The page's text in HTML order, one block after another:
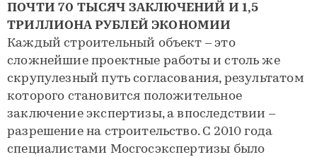
ПОЧТИ 70 ТЫСЯЧ ЗАКЛЮЧЕНИЙ И 1,5
ТРИЛЛИОНА РУБЛЕЙ ЭКОНОМИИ
Каждый строительный объект – это
сложнейшие проектные работы и столь же
скрупулезный путь согласования, результатом
которого становится положительное
заключение экспертизы, а впоследствии –
разрешение на строительство. С 2010 года
специалистами Мосгосэкспертизы было